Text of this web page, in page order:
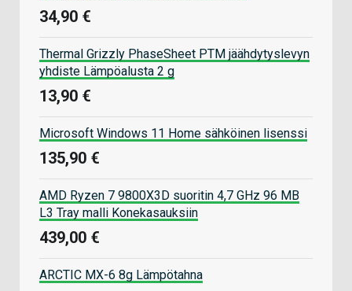
34,90 €
Thermal Grizzly PhaseSheet PTM jäähdytyslevyn
yhdiste Lämpöalusta 2 g
13,90 €
Microsoft Windows 11 Home sähköinen lisenssi
135,90 €
AMD Ryzen 7 9800X3D suoritin 4,7 GHz 96 MB
L3 Tray malli Konekasauksiin
439,00 €
ARCTIC MX-6 8g Lämpötahna